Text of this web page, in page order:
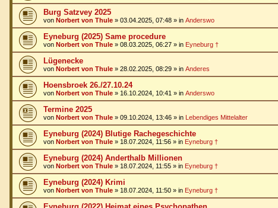
Burg Satzvey 2025
von Norbert von Thule » 03.04.2025, 07:48 » in Anderswo
Eyneburg (2025) Same procedure
von Norbert von Thule » 08.03.2025, 06:27 » in Eyneburg †
Lügenecke
von Norbert von Thule » 28.02.2025, 08:29 » in Anderes
Hoensbroek 26./27.10.24
von Norbert von Thule » 16.10.2024, 10:41 » in Anderswo
Termine 2025
von Norbert von Thule » 09.10.2024, 13:46 » in Lebendiges Mittelalter
Eyneburg (2024) Blutige Rachegeschichte
von Norbert von Thule » 18.07.2024, 11:56 » in Eyneburg †
Eyneburg (2024) Anderthalb Millionen
von Norbert von Thule » 18.07.2024, 11:55 » in Eyneburg †
Eyneburg (2024) Krimi
von Norbert von Thule » 18.07.2024, 11:50 » in Eyneburg †